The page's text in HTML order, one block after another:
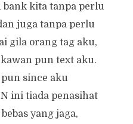
bank kita tanpa perlu
juga tanpa perlu
gila orang tag aku,
pun text aku.
since aku
ini tiada penasihat
yang jaga,